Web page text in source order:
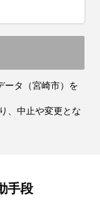
ごしやすいも
は9℃前後。厚
各地と比べる
るにつれ、暖
春の気配が感
しやすくなり
でも快適に過
なります。湿
気温は27℃前
ータ（宮崎市）を
、中止や変更とな
手段